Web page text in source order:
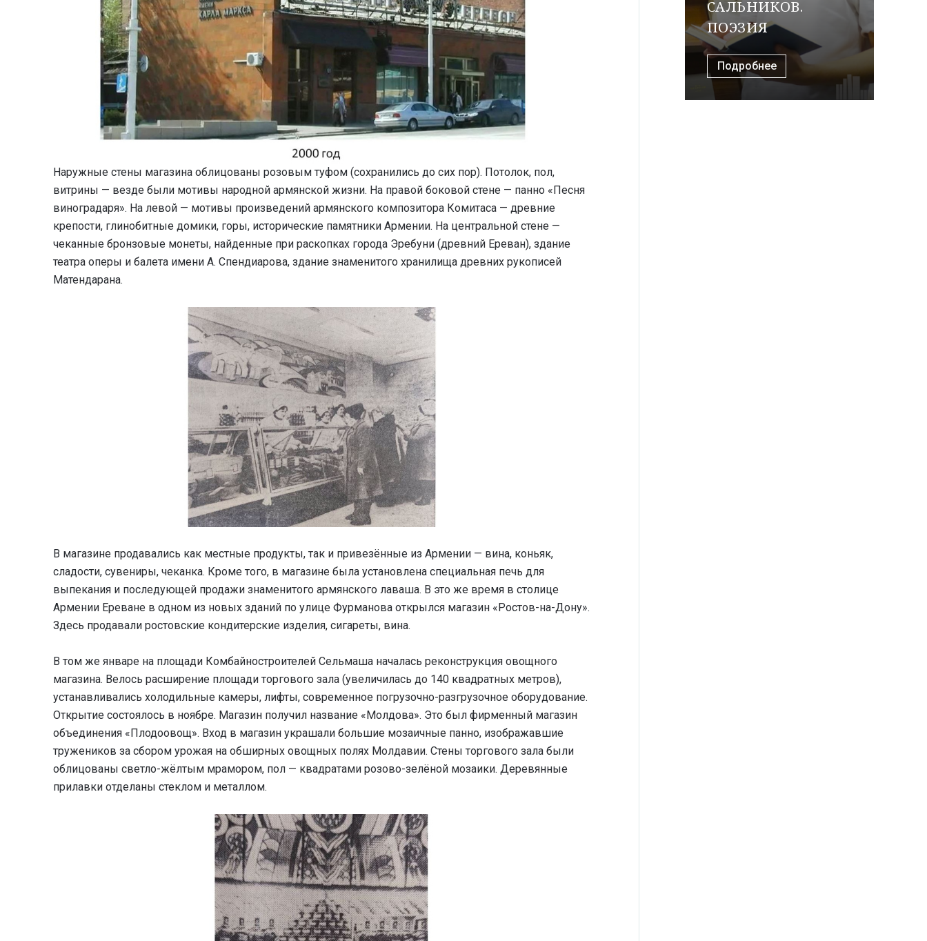
Наружные стены магазина облицованы розовым туфом (сохранились до сих пор). Потолок, пол,
витрины — везде были мотивы народной армянской жизни. На правой боковой стене — панно «Песня
виноградаря». На левой — мотивы произведений армянского композитора Комитаса — древние
крепости, глинобитные домики, горы, исторические памятники Армении. На центральной стене —
чеканные бронзовые монеты, найденные при раскопках города Эребуни (древний Ереван), здание
театра оперы и балета имени А. Спендиарова, здание знаменитого хранилища древних рукописей
Матендарана.
В магазине продавались как местные продукты, так и привезённые из Армении — вина, коньяк,
сладости, сувениры, чеканка. Кроме того, в магазине была установлена специальная печь для
выпекания и последующей продажи знаменитого армянского лаваша. В это же время в столице
Армении Ереване в одном из новых зданий по улице Фурманова открылся магазин «Ростов-на-Дону».
Здесь продавали ростовские кондитерские изделия, сигареты, вина.
В том же январе на площади Комбайностроителей Сельмаша началась реконструкция овощного
магазина. Велось расширение площади торгового зала (увеличилась до 140 квадратных метров),
устанавливались холодильные камеры, лифты, современное погрузочно-разгрузочное оборудование.
Открытие состоялось в ноябре. Магазин получил название «Молдова». Это был фирменный магазин
объединения «Плодоовощ». Вход в магазин украшали большие мозаичные панно, изображавшие
тружеников за сбором урожая на обширных овощных полях Молдавии. Стены торгового зала были
облицованы светло-жёлтым мрамором, пол — квадратами розово-зелёной мозаики. Деревянные
прилавки отделаны стеклом и металлом.
САЛЬНИКОВ.
ПОЭЗИЯ
Подробнее